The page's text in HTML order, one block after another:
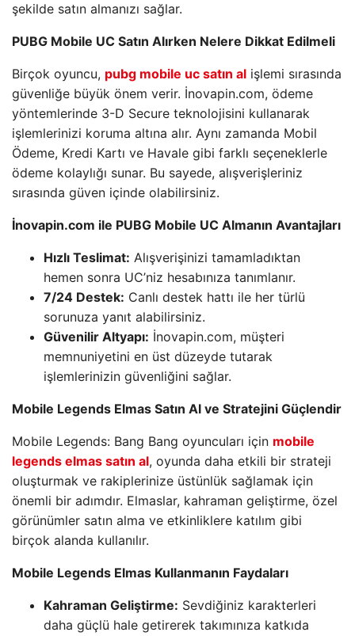
şekilde satın almanızı sağlar.
PUBG Mobile UC Satın Alırken Nelere Dikkat Edilmeli
Birçok oyuncu, pubg mobile uc satın al işlemi sırasında
güvenliğe büyük önem verir. İnovapin.com, ödeme
yöntemlerinde 3-D Secure teknolojisini kullanarak
işlemlerinizi koruma altına alır. Aynı zamanda Mobil
Ödeme, Kredi Kartı ve Havale gibi farklı seçeneklerle
ödeme kolaylığı sunar. Bu sayede, alışverişleriniz
sırasında güven içinde olabilirsiniz.
İnovapin.com ile PUBG Mobile UC Almanın Avantajları
Hızlı Teslimat: Alışverişinizi tamamladıktan
hemen sonra UC’niz hesabınıza tanımlanır.
7/24 Destek: Canlı destek hattı ile her türlü
sorunuza yanıt alabilirsiniz.
Güvenilir Altyapı: İnovapin.com, müşteri
memnuniyetini en üst düzeyde tutarak
işlemlerinizin güvenliğini sağlar.
Mobile Legends Elmas Satın Al ve Stratejini Güçlendir
Mobile Legends: Bang Bang oyuncuları için mobile
legends elmas satın al, oyunda daha etkili bir strateji
oluşturmak ve rakiplerinize üstünlük sağlamak için
önemli bir adımdır. Elmaslar, kahraman geliştirme, özel
görünümler satın alma ve etkinliklere katılım gibi
birçok alanda kullanılır.
Mobile Legends Elmas Kullanmanın Faydaları
Kahraman Geliştirme: Sevdiğiniz karakterleri
daha güçlü hale getirerek takımınıza katkıda